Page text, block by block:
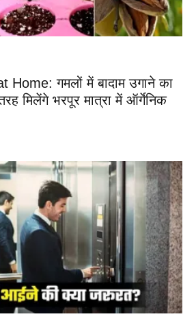
Home: गमलों में बादाम उगाने का
मिलेंगे भरपूर मात्रा में ऑर्गेनिक